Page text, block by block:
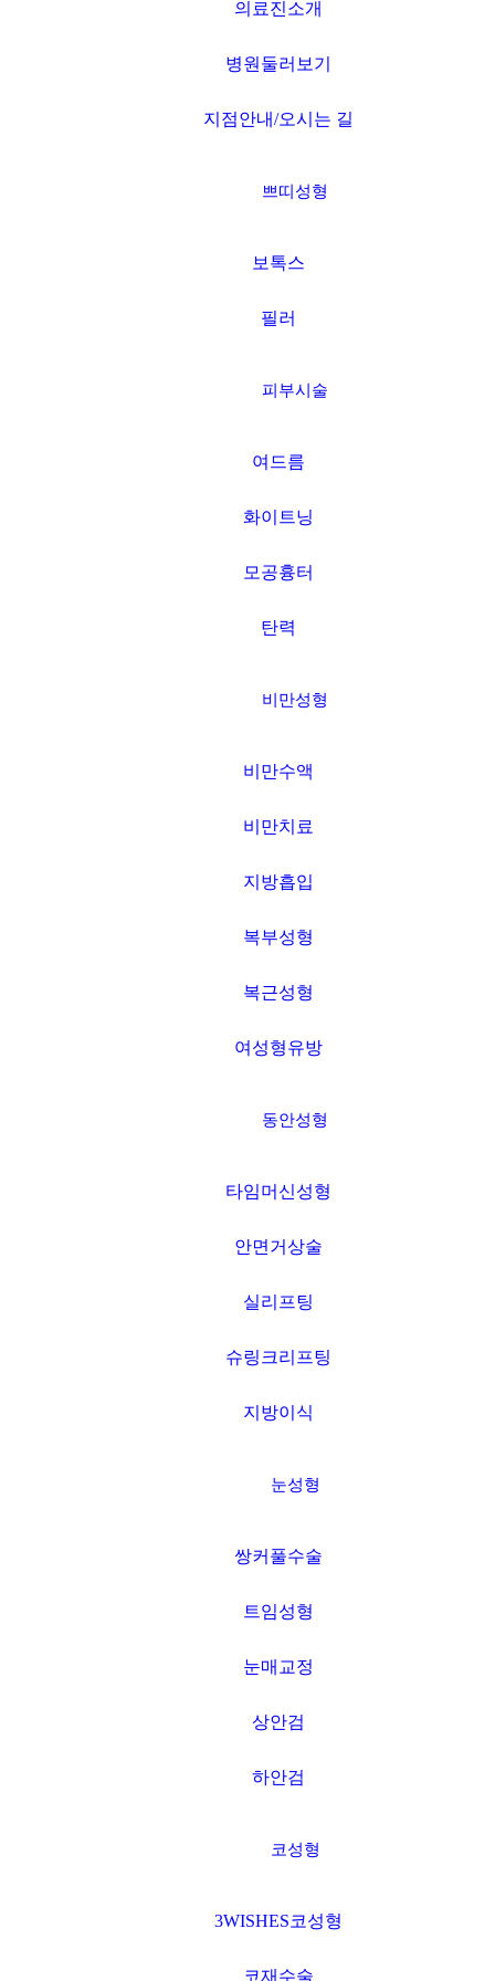
의료진소개
병원둘러보기
지점안내/오시는 길
쁘띠성형
보톡스
필러
피부시술
여드름
화이트닝
모공흉터
탄력
비만성형
비만수액
비만치료
지방흡입
복부성형
복근성형
여성형유방
동안성형
타임머신성형
안면거상술
실리프팅
슈링크리프팅
지방이식
눈성형
쌍커풀수술
트임성형
눈매교정
상안검
하안검
코성형
3WISHES코성형
코재수술